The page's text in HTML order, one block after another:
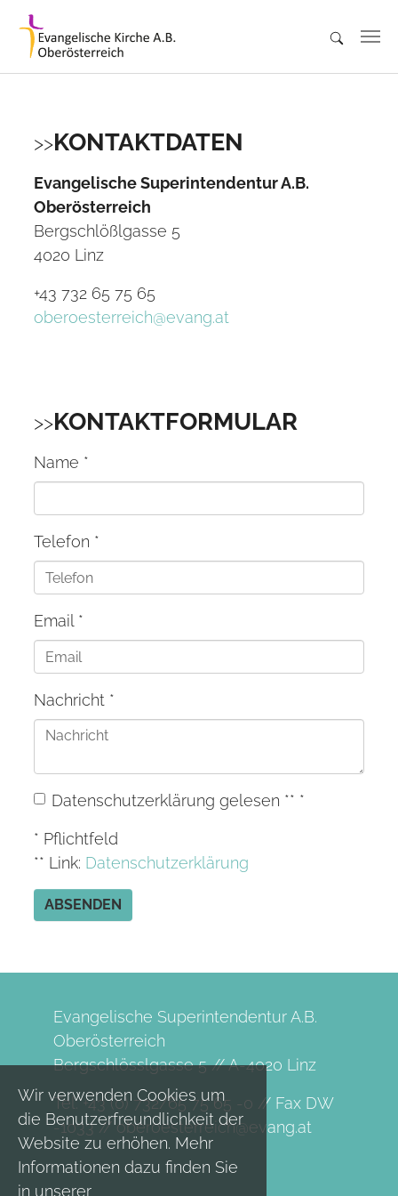
Wir verwenden Cookies um
die Benutzerfreundlichkeit der
Website zu erhöhen. Mehr
Informationen dazu finden Sie
in unserer
Skip to main content
KONTAKTDATEN
Evangelische Superintendentur A.B.
Oberösterreich
Bergschlößlgasse 5
4020 Linz
+43 732 65 75 65
oberoesterreich@evang.at
KONTAKTFORMULAR
Name *
Telefon *
Email *
Nachricht *
Datenschutzerklärung gelesen ** *
* Pflichtfeld
** Link: Datenschutzerklärung
ABSENDEN
Evangelische Superintendentur A.B.
Oberösterreich
Bergschlösslgasse 5 // A-4020 Linz
Tel. +43 (0) 732/65 75 65 -0 // Fax DW
-1033 //oberoesterreich@evang.at